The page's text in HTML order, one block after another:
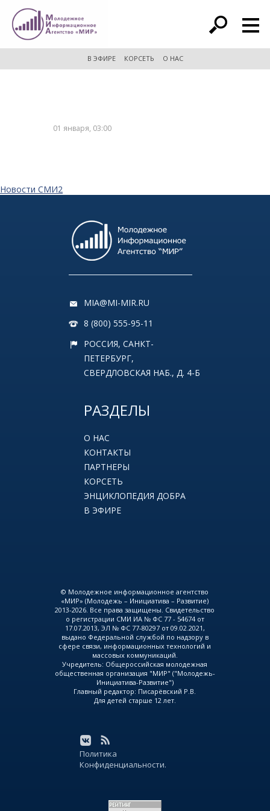
расширенный поиск
В ЭФИРЕ КОРСЕТЬ О НАС
01 января, 03:00
Новости СМИ2
MIA@MI-MIR.RU
8 (800) 555-95-11
РОССИЯ, САНКТ-
ПЕТЕРБУРГ,
СВЕРДЛОВСКАЯ НАБ., Д. 4-Б
РАЗДЕЛЫ
О НАС
КОНТАКТЫ
ПАРТНЕРЫ
КОРСЕТЬ
ЭНЦИКЛОПЕДИЯ ДОБРА
В ЭФИРЕ
© Молодежное информационное агентство
«МИР» (Молодежь – Инициатива – Развитие)
2013-2026. Все права защищены. Свидетельство
о регистрации СМИ ИА № ФС 77 - 54674 от
17.07.2013, ЭЛ № ФС 77-80297 от 09.02.2021,
выдано Федеральной службой по надзору в
сфере связи, информационных технологий и
массовых коммуникаций.
Учредитель: Общероссийская молодежная
общественная организация "МИР" ("Молодежь-
Инициатива-Развитие")
Главный редактор: Писарёвский Р.В.
Для детей старше 12 лет.
Политика
Конфиденциальности.